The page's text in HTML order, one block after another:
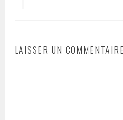
LAISSER UN COMMENTAIRE